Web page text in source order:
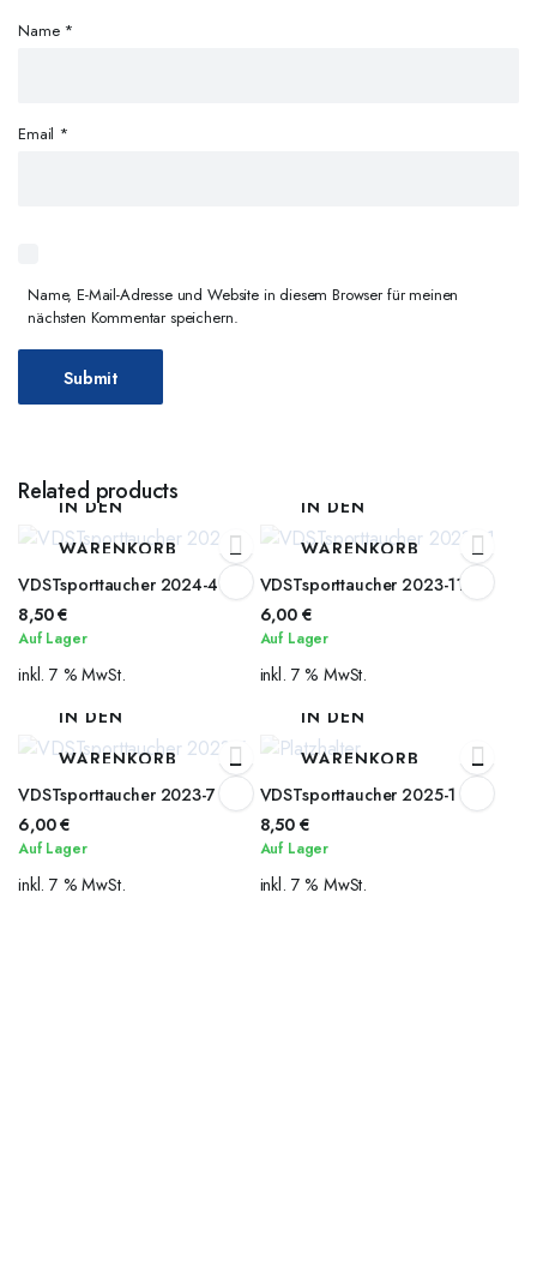
Name *
Email *
Name, E-Mail-Adresse und Website in diesem Browser für meinen
nächsten Kommentar speichern.
Related products
IN DEN
WARENKORB
VDSTsporttaucher 2024-4
8,50€
Auf Lager
inkl. 7 % MwSt.
IN DEN
WARENKORB
VDSTsporttaucher 2023-11
6,00 €
Auf Lager
inkl. 7 % MwSt.
IN DEN
WARENKORB
VDSTsporttaucher 2023-7
6,00€
Auf Lager
inkl. 7 % MwSt.
IN DEN
WARENKORB
VDSTsporttaucher 2025-1
8,50 €
Auf Lager
inkl. 7 % MwSt.